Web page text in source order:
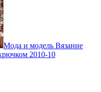
Мода и модель Вязание
2010-10